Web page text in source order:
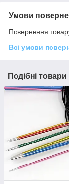
Умови
Повернення
Всі умови
Подібні товари